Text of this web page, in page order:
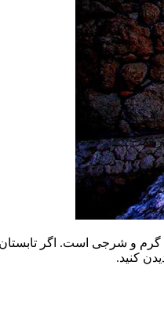
و شرجی است. اگر تابستان
کنید.